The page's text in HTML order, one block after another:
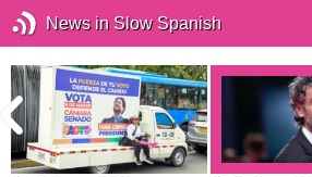
News in Slow Spanish